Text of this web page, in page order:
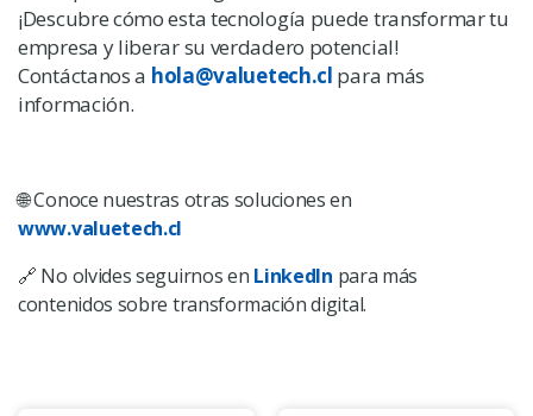
¡Descubre cómo esta tecnología puede transformar tu
empresa y liberar su verdadero potencial!
Contáctanos a hola@valuetech.cl para más
información.
🌐 Conoce nuestras otras soluciones en
www.valuetech.cl
🔗 No olvides seguirnos en LinkedIn para más
contenidos sobre transformación digital.